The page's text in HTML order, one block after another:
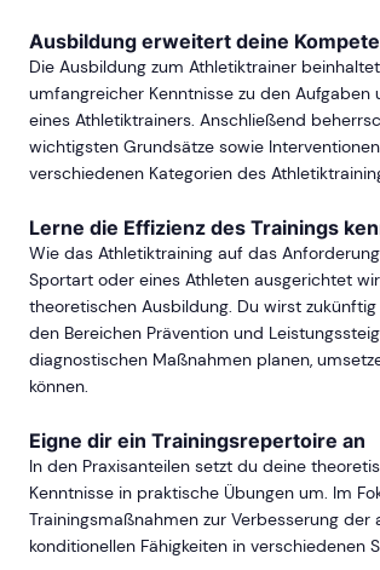
Ausbildung erweitert deine
Die Ausbildung zum Athletiktrainer
umfangreicher Kenntnisse zu den Aufgaben
eines Athletiktrainers. Anschließend
wichtigsten Grundsätze sowie
verschiedenen Kategorien des
Lerne die Effizienz des Trainings
Wie das Athletiktraining auf das
Sportart oder eines Athleten ausgerichtet
theoretischen Ausbildung. Du wirst
den Bereichen Prävention und
diagnostischen Maßnahmen planen,
können.
Eigne dir ein Trainingsrepertoire an
In den Praxisanteilen setzt du deine
Kenntnisse in praktische Übungen um. Im
Trainingsmaßnahmen zur Verbesserung der
konditionellen Fähigkeiten in verschiedenen